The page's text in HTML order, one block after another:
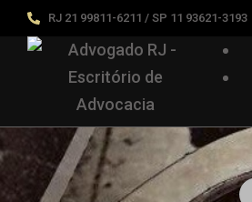
RJ 21 99811-6211 / SP 11 93621-3193